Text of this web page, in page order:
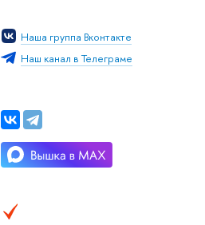
Наша группа Вконтакте
Наш канал в Телеграме